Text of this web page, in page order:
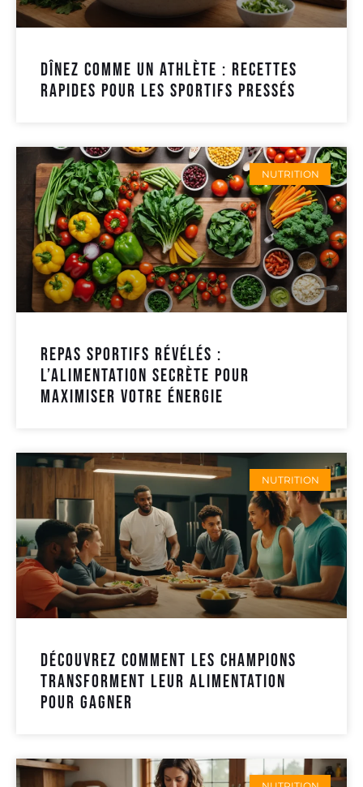
Dînez comme un athlète : recettes
rapides pour les sportifs pressés
NUTRITION
Repas sportifs révélés :
l’alimentation secrète pour
maximiser votre énergie
NUTRITION
Découvrez comment les champions
transforment leur alimentation
pour gagner